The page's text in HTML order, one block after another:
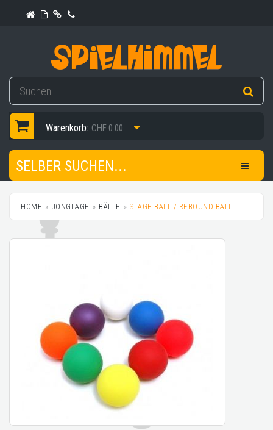
Warenkorb: CHF 0.00
SELBER SUCHEN...
HOME JONGLAGE BÄLLE STAGE BALL / REBOUND BALL